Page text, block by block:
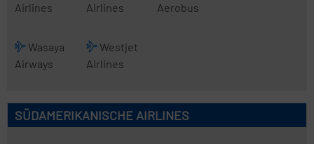
Airlines
Airlines
Aerobus
Wasaya
Airways
Westjet
Airlines
SÜDAMERIKANISCHE AIRLINES